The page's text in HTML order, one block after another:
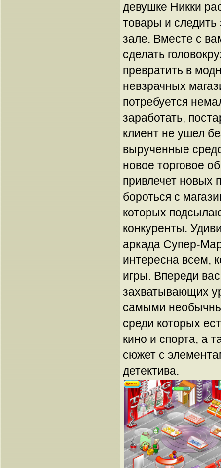
девушке Никки
товары и следить
зале. Вместе с
сделать
превратить в
невзрачных
потребуется
заработать,
клиент не ушел
вырученные
новое торговое
привлечет новых
бороться с
которых
конкуренты.
аркада Супер-
интересна всем,
игры. Впереди
захватывающих
самыми
среди которых
кино и спорта, а
сюжет с
детектива.